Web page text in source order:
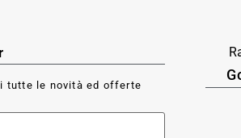
tutte le novità ed offerte